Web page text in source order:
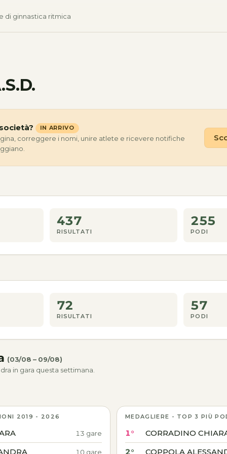
di ginnastica ritmica
IN ARRIVO
correggere i nomi, unire atlete e ricevere notifiche
437
RISULTATI
255
PODI
72
RISULTATI
57
PODI
(03/08 – 09/08)
in gara questa settimana.
2019 - 2026
13 gare
10 gare
MEDAGLIERE - TOP 3 PIÙ
1°
CORRADINO
2°
COPPOLA